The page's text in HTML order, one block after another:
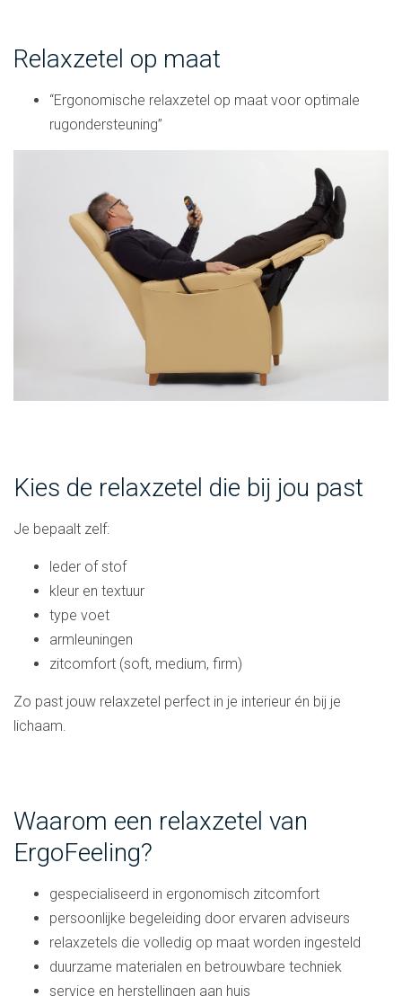
Relaxzetel op maat
“Ergonomische relaxzetel op maat voor optimale
rugondersteuning”
Kies de relaxzetel die bij jou past
Je bepaalt zelf:
leder of stof
kleur en textuur
type voet
armleuningen
zitcomfort (soft, medium, firm)
Zo past jouw relaxzetel perfect in je interieur én bij je
lichaam.
Waarom een relaxzetel van
ErgoFeeling?
gespecialiseerd in ergonomisch zitcomfort
persoonlijke begeleiding door ervaren adviseurs
relaxzetels die volledig op maat worden ingesteld
duurzame materialen en betrouwbare techniek
service en herstellingen aan huis